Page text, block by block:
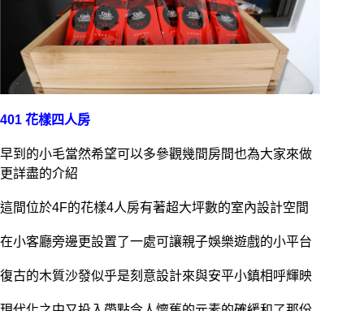
401 花樣四人房
早到的小毛當然希望可以多參觀幾間房間也為大家來做
更詳盡的介紹
這間位於4F的花樣4人房有著超大坪數的室內設計空間
在小客廳旁邊更設置了一處可讓親子娛樂遊戲的小平台
復古的木質沙發似乎是刻意設計來與安平小鎮相呼輝映